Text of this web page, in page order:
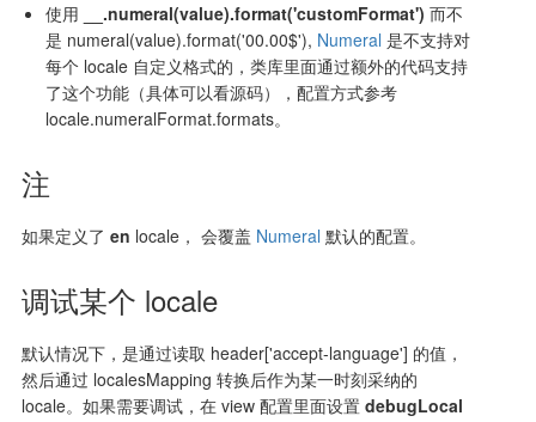
使用
__.numeral(value).format('customFormat') 而不
是 numeral(value).format('00.00$'), Numeral 是不支持对
每个 locale 自定义格式的，类库里面通过额外的代码支持
了这个功能（具体可以看源码），配置方式参考
locale.numeralFormat.formats。
注
如果定义了 en locale， 会覆盖 Numeral 默认的配置。
调试某个 locale
默认情况下，是通过读取 header['accept-language'] 的值，
然后通过 localesMapping 转换后作为某一时刻采纳的
locale。如果需要调试，在 view 配置里面设置 debugLocal